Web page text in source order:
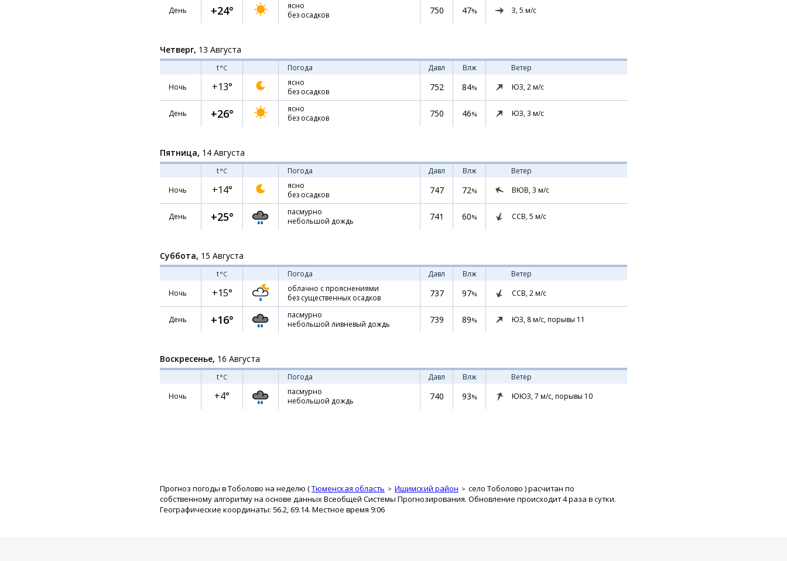
День +24°
ясно
без осадков
750 47% З, 5 м/с
Четверг, 13 Августа
t°C Погода Давл Влж
Ветер
Ночь
+13°
ясно
без осадков
752 84% ЮЗ, 2м/с
День +26°
ясно
без осадков
750 46% ЮЗ, 3 м/с
Пятница, 14 Августа
t°C Погода Давл Влж
Ветер
Ночь
+14°
ясно
без осадков
747 72% ВЮВ, 3 м/с
День +25°
пасмурно
небольшой дождь
741 60% ССВ, 5 м/с
Суббота, 15 Августа
t°C Погода Давл Влж
Ветер
Ночь
+15°
облачно с прояснениями
без существенных осадков
737 97% ССВ, 2м/с
День +16°
пасмурно
небольшой ливневый дождь
739 89% ЮЗ, 8м/с, порывы 11
Воскресенье, 16 Августа
t°C Погода Давл Влж
Ветер
Ночь
+4°
пасмурно
небольшой дождь
740 93% ЮЮЗ, 7 м/с, порывы 10
Прогноз погоды в Тоболово на неделю (Тюменская область Ишимский район село Тоболово ) расчитан по
собственному алгоритму на основе данных Всеобщей Системы Прогнозирования. Обновление происходит 4 раза в сутки.
Географические координаты: 56.2, 69.14. Местное время 9:06